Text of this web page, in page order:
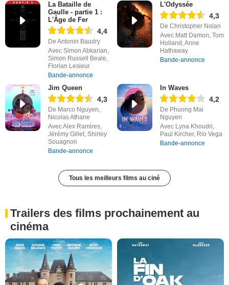
La Bataille de
Gaulle - partie 1 :
L'Âge de Fer
4,4
De Antonin Baudry
Avec Simon Abkarian,
Simon Russell Beale,
Florian Lesieur
Bande-annonce
L'Odyssée
4,3
De Christopher Nolan
Avec Matt Damon, Tom
Holland, Anne
Hathaway
Bande-annonce
Jim Queen
4,3
De Marco Nguyen,
Nicolas Athane
Avec Alex Ramires,
Jérémy Gillet, Shirley
Souagnon
Bande-annonce
In Waves
4,2
De Phuong Mai
Nguyen
Avec Lyna Khoudri,
Paul Kircher, Rio Vega
Bande-annonce
Tous les meilleurs films au ciné
Trailers des films prochainement au
cinéma